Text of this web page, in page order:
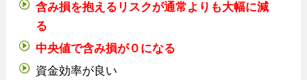
含み損を抱えるリスクが通常よりも大幅に減
る
中央値で含み損が０になる
資金効率が良い